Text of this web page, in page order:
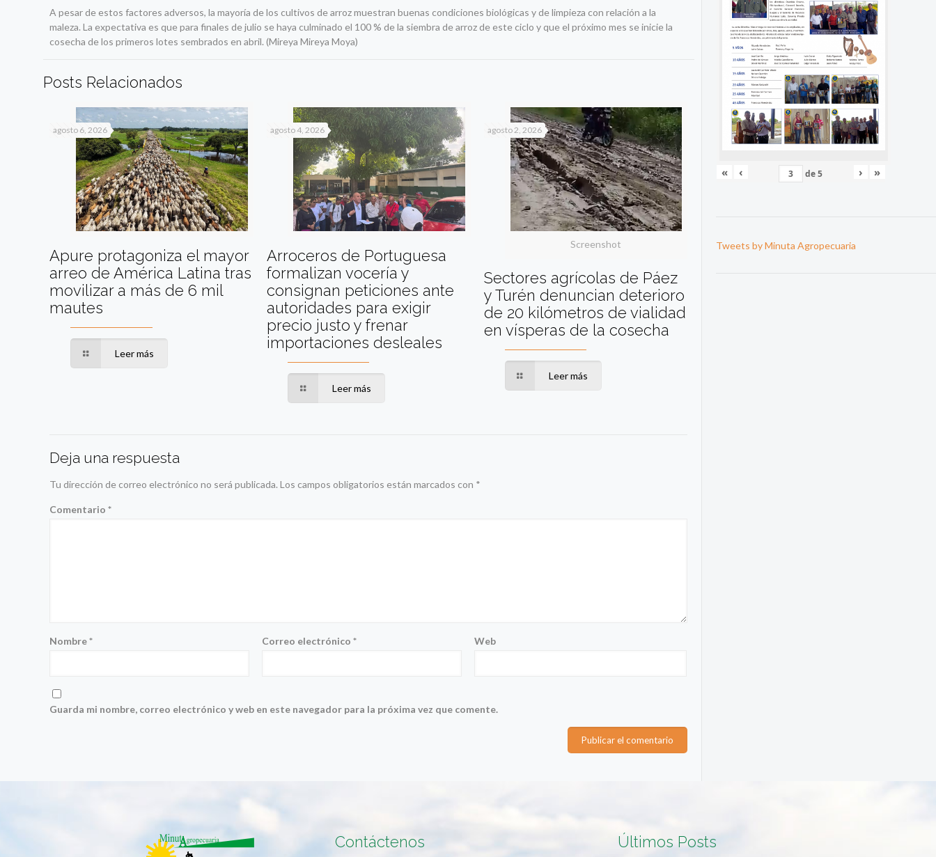
A pesar de estos factores adversos, la mayoría de los cultivos de arroz muestran buenas condiciones biológicas y de limpieza con relación a la
maleza. La expectativa es que para finales de julio se haya culminado el 100 % de la siembra de arroz de este ciclo y que el próximo mes se inicie la
cosecha de los primeros lotes sembrados en abril. (Mireya Mireya Moya)
Posts Relacionados
agosto 6, 2026
Apure protagoniza el mayor
arreo de América Latina tras
movilizar a más de 6 mil
mautes
Leer más
agosto 4, 2026
Arroceros de Portuguesa
formalizan vocería y
consignan peticiones ante
autoridades para exigir
precio justo y frenar
importaciones desleales
Leer más
Screenshot
agosto 2, 2026
Sectores agrícolas de Páez
y Turén denuncian deterioro
de 20 kilómetros de vialidad
en vísperas de la cosecha
Leer más
Deja una respuesta
Tu dirección de correo electrónico no será publicada. Los campos obligatorios están marcados con *
Comentario*
Nombre* Correo electrónico* Web
Guarda mi nombre, correo electrónico y web en este navegador para la próxima vez que comente.
« ‹ de5 › »
Tweets by Minuta Agropecuaria
Contáctenos Últimos Posts